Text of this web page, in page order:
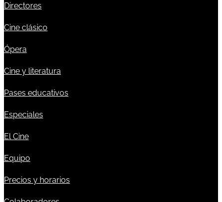
Directores
Cine clásico
Ópera
Cine y literatura
Pases educativos
Especiales
El Cine
Equipo
Precios y horarios